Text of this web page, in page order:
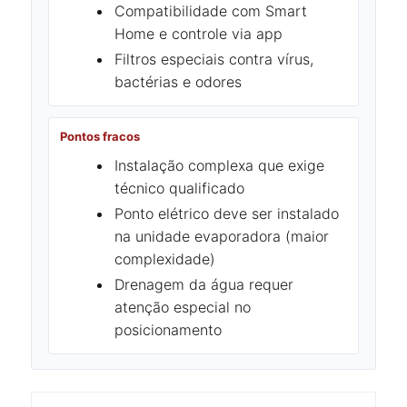
Compatibilidade com Smart
Home e controle via app
Filtros especiais contra vírus,
bactérias e odores
Pontos fracos
Instalação complexa que exige
técnico qualificado
Ponto elétrico deve ser instalado
na unidade evaporadora (maior
complexidade)
Drenagem da água requer
atenção especial no
posicionamento